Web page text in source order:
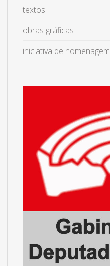
textos
obras gráficas
iniciativa de homenagem